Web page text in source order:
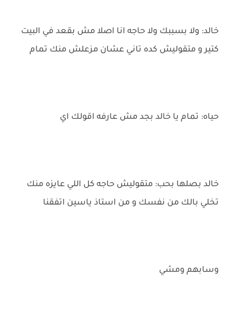
خالد: ولا بسببك ولا حاجه انا اصلا مش بقعد في البيت
كتير و متقوليش كده تاني عشان مزعلش منك تمام
حياه: تمام يا خالد بجد مش عارفه اقولك اي
خالد بصلها بحب: متقوليش حاجه كل اللي عايزه منك
تخلي بالك من نفسك و من استاذ ياسين اتفقنا
وسابهم ومشي